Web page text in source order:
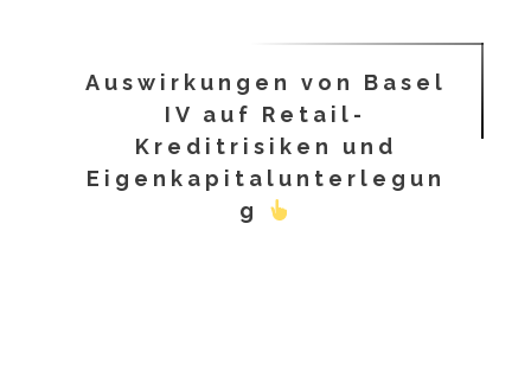
Auswirkungen von Basel
IV auf Retail-
Kreditrisiken und
Eigenkapitalunterlegun
g